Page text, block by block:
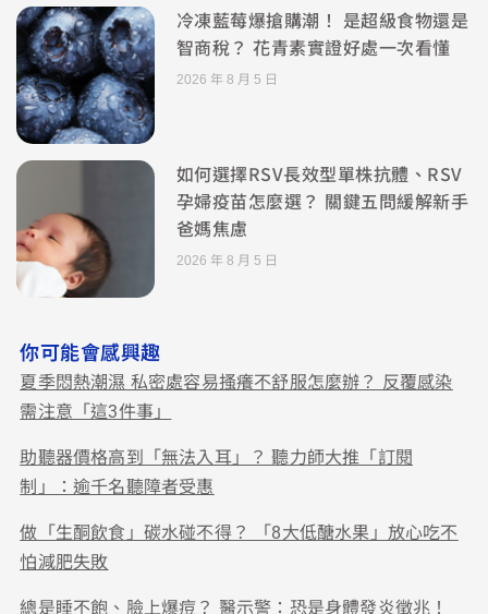
冷凍藍莓爆搶購潮！ 是超級食物還是
智商稅？ 花青素實證好處一次看懂
2026 年 8 月 5 日
如何選擇RSV長效型單株抗體、RSV
孕婦疫苗怎麼選？ 關鍵五問緩解新手
爸媽焦慮
2026 年 8 月 5 日
你可能會感興趣
夏季悶熱潮濕 私密處容易搔癢不舒服怎麼辦？ 反覆感染
需注意「這3件事」
助聽器價格高到「無法入耳」？ 聽力師大推「訂閱
制」：逾千名聽障者受惠
做「生酮飲食」碳水碰不得？ 「8大低醣水果」放心吃不
怕減肥失敗
總是睡不飽、臉上爆痘？ 醫示警：恐是身體發炎徵兆！